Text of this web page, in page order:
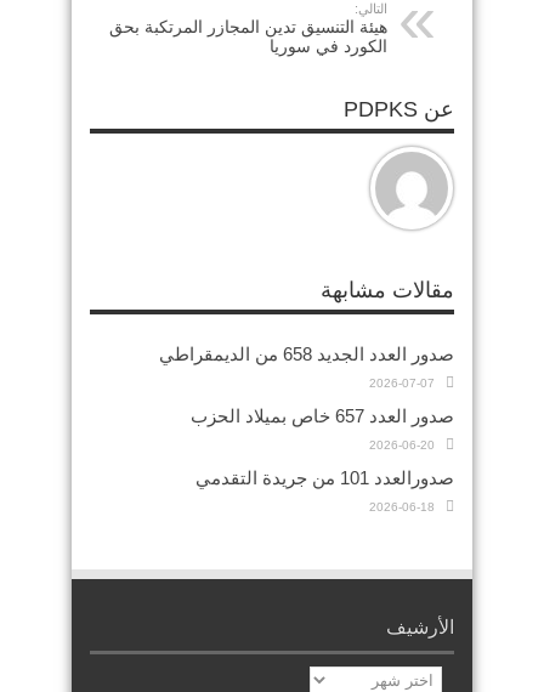
التالي:
هيئة التنسيق تدين المجازر المرتكبة بحق
الكورد في سوريا
عن PDPKS
مقالات مشابهة
صدور العدد الجديد 658 من الديمقراطي
2026-07-07
صدور العدد 657 خاص بميلاد الحزب
2026-06-20
صدورالعدد 101 من جريدة التقدمي
2026-06-18
الأرشيف
الأرشيف